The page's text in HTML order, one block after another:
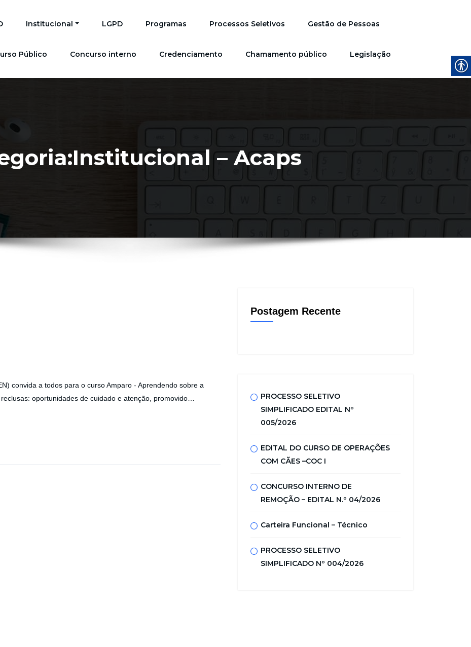
Institucional LGPD Programas Processos Seletivos Gestão de Pessoas
Público Concurso interno Credenciamento Chamamento público Legislação
– Acaps
convida a todos para o curso Amparo - Aprendendo sobre a
oportunidades de cuidado e atenção, promovido…
Postagem Recente
PROCESSO SELETIVO
SIMPLIFICADO EDITAL Nº
005/2026
EDITAL DO CURSO DE OPERAÇÕES
COM CÃES –COC I
CONCURSO INTERNO DE
REMOÇÃO – EDITAL N.º 04/2026
Carteira Funcional – Técnico
PROCESSO SELETIVO
SIMPLIFICADO Nº 004/2026